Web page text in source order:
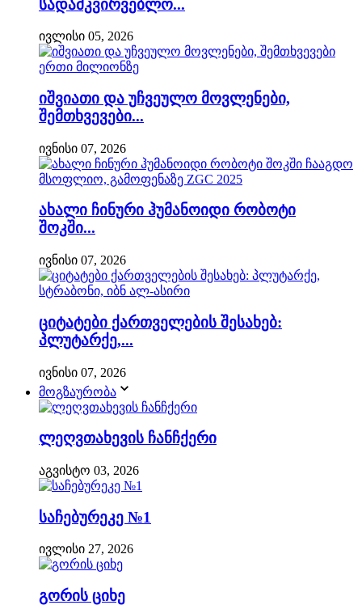
სადამკვირვებლო...
ივლისი 05, 2026
იშვიათი და უჩვეულო მოვლენები,
შემთხვევები...
ივნისი 07, 2026
ახალი ჩინური ჰუმანოიდი რობოტი
შოკში...
ივნისი 07, 2026
ციტატები ქართველების შესახებ:
პლუტარქე,...
ივნისი 07, 2026
მოგზაურობა
ლეღვთახევის ჩანჩქერი
აგვისტო 03, 2026
საჩებურეკე №1
ივლისი 27, 2026
გორის ციხე